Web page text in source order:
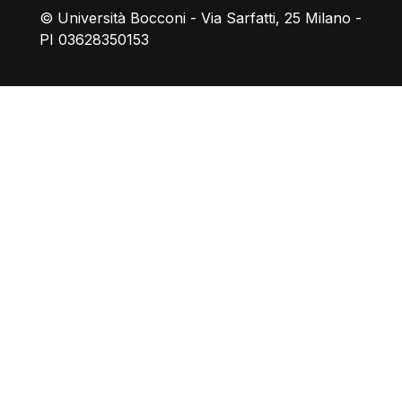
© Università Bocconi - Via Sarfatti, 25 Milano -
PI 03628350153